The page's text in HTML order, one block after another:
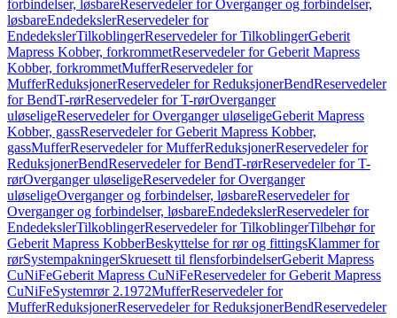
forbindelser, løsbareReservedeler for Overganger og forbindelser,
løsbareEndedekslerReservedeler for
EndedekslerTilkoblingerReservedeler for TilkoblingerGeberit
Mapress Kobber, forkrommetReservedeler for Geberit Mapress
Kobber, forkrommetMufferReservedeler for
MufferReduksjonerReservedeler for ReduksjonerBendReservedeler
for BendT-rørReservedeler for T-rørOverganger
uløseligeReservedeler for Overganger uløseligeGeberit Mapress
Kobber, gassReservedeler for Geberit Mapress Kobber,
gassMufferReservedeler for MufferReduksjonerReservedeler for
ReduksjonerBendReservedeler for BendT-rørReservedeler for T-
rørOverganger uløseligeReservedeler for Overganger
uløseligeOverganger og forbindelser, løsbareReservedeler for
Overganger og forbindelser, løsbareEndedekslerReservedeler for
EndedekslerTilkoblingerReservedeler for TilkoblingerTilbehør for
Geberit Mapress KobberBeskyttelse for rør og fittingsKlammer for
rørSystempakningerSkruesett til flensforbindelserGeberit Mapress
CuNiFeGeberit Mapress CuNiFeReservedeler for Geberit Mapress
CuNiFeSystemrør 2.1972MufferReservedeler for
MufferReduksjonerReservedeler for ReduksjonerBendReservedeler